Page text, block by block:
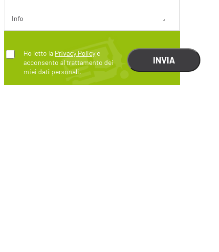
Info
Ho letto la Privacy Policy e
acconsento al trattamento dei
miei dati personali.